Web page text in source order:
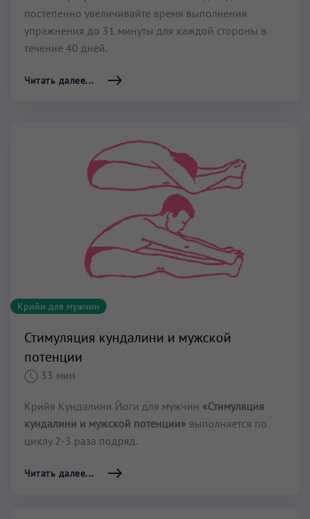
постепенно увеличивайте время выполнения
упражнения до 31 минуты для каждой стороны в
течение 40 дней.
Читать далее...
Крийи для мужчин
Стимуляция кундалини и мужской
потенции
33 мин
Крийя Кундалини Йоги для мужчин «Стимуляция
кундалини и мужской потенции» выполняется по
циклу 2-3 раза подряд.
Читать далее...